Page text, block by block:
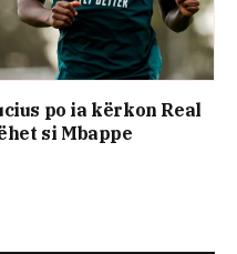
po ia kërkon Real
si Mbappe